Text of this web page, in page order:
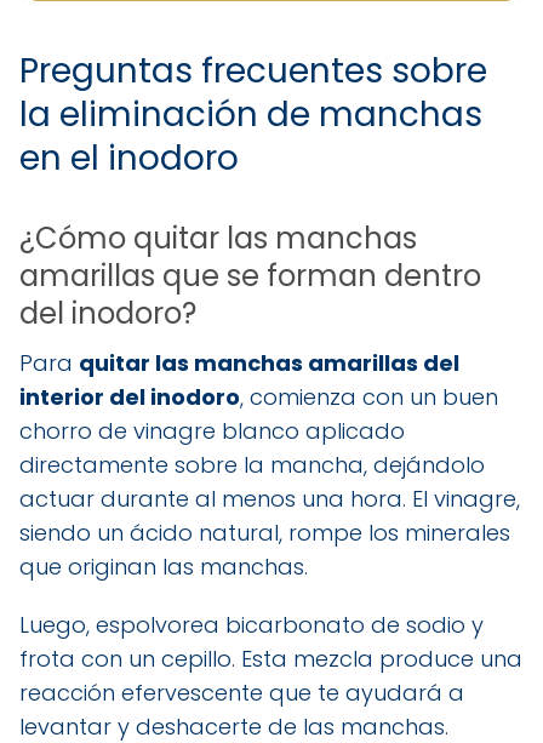
Preguntas frecuentes sobre
la eliminación de manchas
en el inodoro
¿Cómo quitar las manchas
amarillas que se forman dentro
del inodoro?
Para quitar las manchas amarillas del
interior del inodoro, comienza con un buen
chorro de vinagre blanco aplicado
directamente sobre la mancha, dejándolo
actuar durante al menos una hora. El vinagre,
siendo un ácido natural, rompe los minerales
que originan las manchas.
Luego, espolvorea bicarbonato de sodio y
frota con un cepillo. Esta mezcla produce una
reacción efervescente que te ayudará a
levantar y deshacerte de las manchas.